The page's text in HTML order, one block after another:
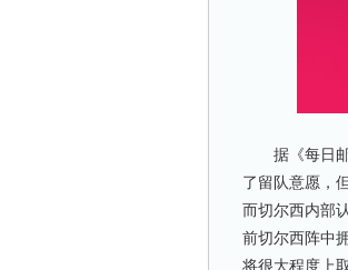
据《每日邮
了留队意愿，
而切尔西内部
前切尔西阵中
将很大程度上